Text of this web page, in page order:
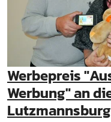
Werbepreis
Werbung" an
Lutzmannsburg